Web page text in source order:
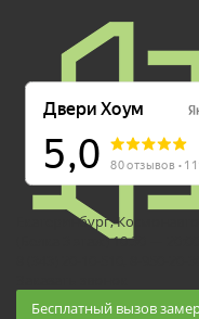
Екатеринбург,
(Белка 3 этаж) 10:30 — 20:00
Бесплатный вызов